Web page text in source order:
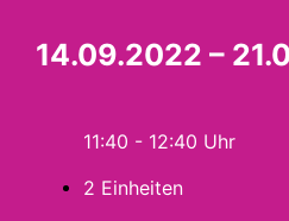
14.09.2022 –
11:40 - 12:40
2 Einheiten